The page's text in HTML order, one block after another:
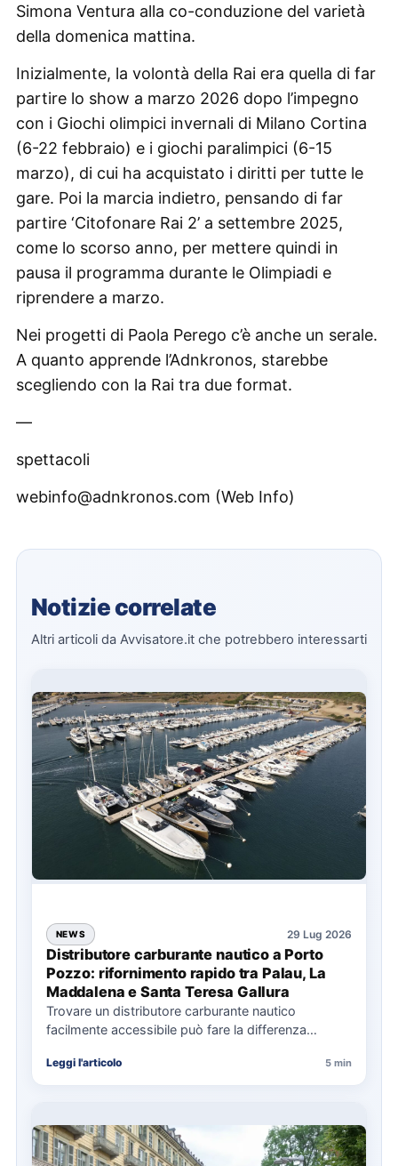
Simona Ventura alla co-conduzione del varietà
della domenica mattina.
Inizialmente, la volontà della Rai era quella di far
partire lo show a marzo 2026 dopo l’impegno
con i Giochi olimpici invernali di Milano Cortina
(6-22 febbraio) e i giochi paralimpici (6-15
marzo), di cui ha acquistato i diritti per tutte le
gare. Poi la marcia indietro, pensando di far
partire ‘Citofonare Rai 2’ a settembre 2025,
come lo scorso anno, per mettere quindi in
pausa il programma durante le Olimpiadi e
riprendere a marzo.
Nei progetti di Paola Perego c’è anche un serale.
A quanto apprende l’Adnkronos, starebbe
scegliendo con la Rai tra due format.
—
spettacoli
webinfo@adnkronos.com (Web Info)
Notizie correlate
Altri articoli da Avvisatore.it che potrebbero interessarti
NEWS 29 Lug 2026
Distributore carburante nautico a Porto
Pozzo: rifornimento rapido tra Palau, La
Maddalena e Santa Teresa Gallura
Trovare un distributore carburante nautico
facilmente accessibile può fare la differenza
soprattutto…
Leggi l'articolo 5 min